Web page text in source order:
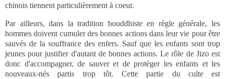
chinois tiennent particulièrement à coeur.
Par ailleurs, dans la tradition bouddhiste en règle générale, les
hommes doivent cumuler des bonnes actions dans leur vie pour être
sauvés de la souffrance des enfers. Sauf que les enfants sont trop
jeunes pour justifier d'autant de bonnes actions. Le rôle de Jizo est
donc d'accompagner, de sauver et de protéger les enfants et les
nouveaux-nés partis trop tôt. Cette partie du culte est